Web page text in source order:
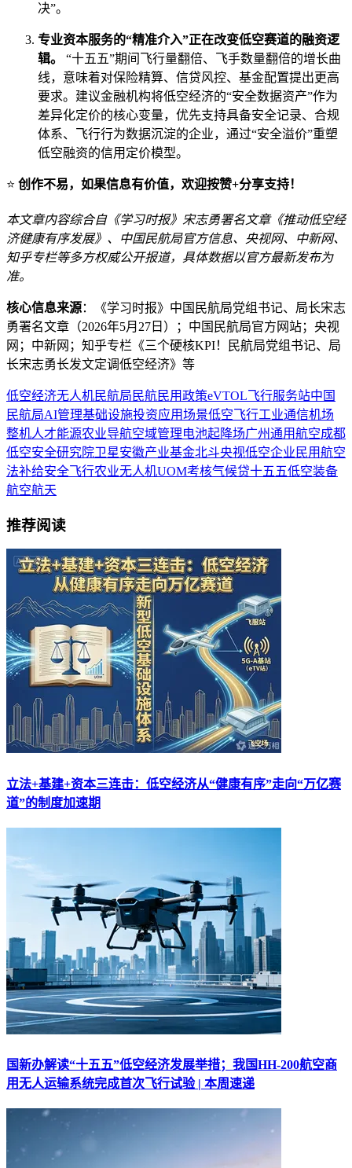
决”。
专业资本服务的“精准介入”正在改变低空赛道的融资逻
辑。
“十五五”期间飞行量翻倍、飞手数量翻倍的增长曲
线，意味着对保险精算、信贷风控、基金配置提出更高
要求。建议金融机构将低空经济的“安全数据资产”作为
差异化定价的核心变量，优先支持具备安全记录、合规
体系、飞行行为数据沉淀的企业，通过“安全溢价”重塑
低空融资的信用定价模型。
⭐ 创作不易，如果信息有价值，欢迎按赞+分享支持！
本文章内容综合自《学习时报》宋志勇署名文章《推动低空经
济健康有序发展》、中国民航局官方信息、央视网、中新网、
知乎专栏等多方权威公开报道，具体数据以官方最新发布为
准。
核心信息来源：《学习时报》中国民航局党组书记、局长宋志
勇署名文章（2026年5月27日）；中国民航局官方网站；央视
网；中新网；知乎专栏《三个硬核KPI！民航局党组书记、局
长宋志勇长发文定调低空经济》等
低空经济无人机民航局 民航民用政策eVTOL飞行服务站中国
民航局AI管理基础设施投资应用场景低空飞行工业通信机场
整机人才能源农业导航空域管理电池起降场广州通用航空成都
低空安全研究院卫星安徽产业基金北斗央视低空企业 民用航空
法补给安全飞行农业无人机UOM考核气候贷十五五低空装备
航空航天
推荐阅读
立法+基建+资本三连击：低空经济从“健康有序”走向“万亿赛
道”的制度加速期
国新办解读“十五五”低空经济发展举措；我国HH-200航空商
用无人运输系统完成首次飞行试验 | 本周速递